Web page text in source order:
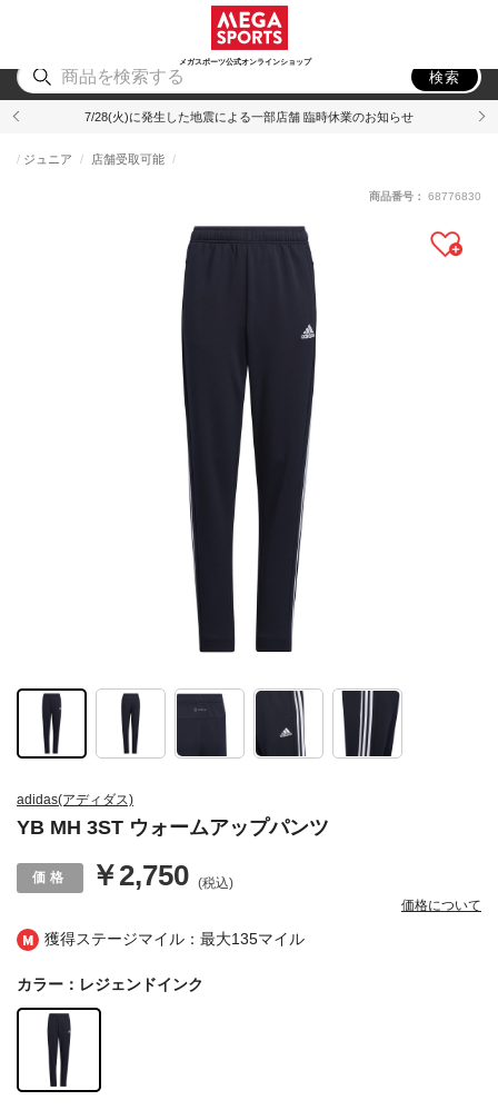
メガスポーツ公式オンラインショップ
アウトドア
検索
7/28(火)に発生した地震による一部店舗 臨時休業のお知らせ
獲得ステージマイル：最大135マイル
adidas(アディダス)
YB MH 3ST ウォームアップパンツ
ジュニア 店舗受取可能
￥2,750 (税込)
価格について
商品番号： 68776830
カラー：レジェンドインク